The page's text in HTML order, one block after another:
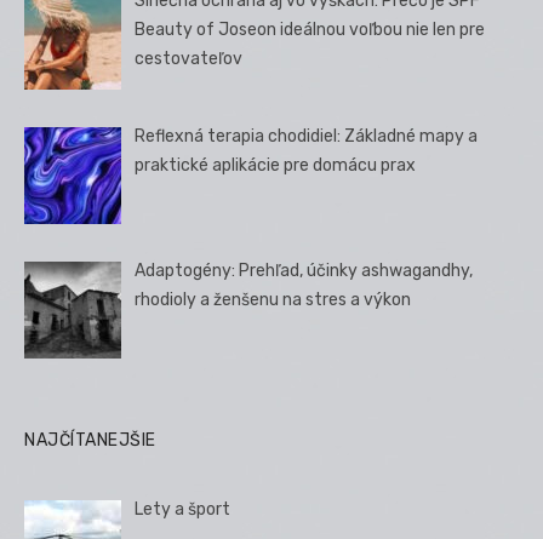
Beauty of Joseon ideálnou voľbou nie len pre
cestovateľov
Reflexná terapia chodidiel: Základné mapy a
praktické aplikácie pre domácu prax
Adaptogény: Prehľad, účinky ashwagandhy,
rhodioly a ženšenu na stres a výkon
NAJČÍTANEJŠIE
Lety a šport